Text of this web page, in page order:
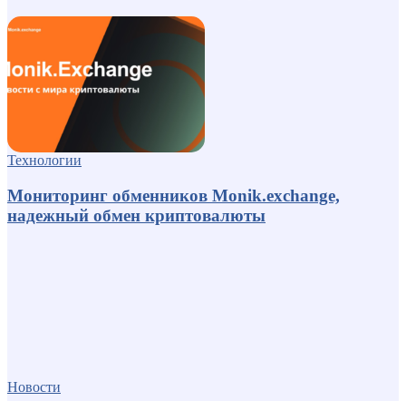
Технологии
Мониторинг обменников Monik.exchange,
надежный обмен криптовалюты
Новости